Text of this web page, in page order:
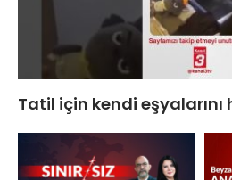
Tatil için kendi eşyalarını